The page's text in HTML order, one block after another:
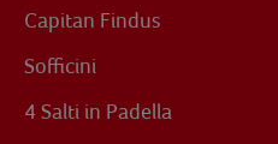
Capitan Findus
Sofficini
4 Salti in Padella